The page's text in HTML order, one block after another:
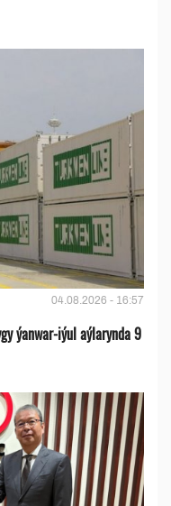
04.08.2026 - 16:57
ýanwar-iýul aýlarynda 9